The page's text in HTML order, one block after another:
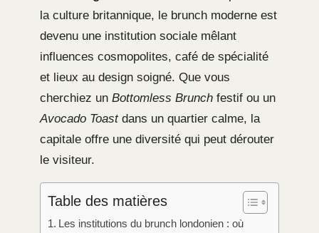
la culture britannique, le brunch moderne est
devenu une institution sociale mêlant
influences cosmopolites, café de spécialité
et lieux au design soigné. Que vous
cherchiez un Bottomless Brunch festif ou un
Avocado Toastdans un quartier calme, la
capitale offre une diversité qui peut dérouter
le visiteur.
Table des matières
Les institutions du brunch londonien : où